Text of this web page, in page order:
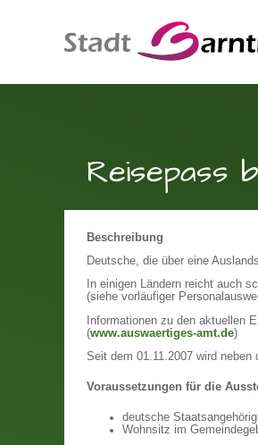
Reisepass
Beschreibung
Deutsche, die über eine
In einigen Ländern reicht auch
(siehe vorläufiger
Informationen zu den aktuellen
(www.auswaertiges-amt.de)
Seit dem 01.11.2007 wird
Voraussetzungen für die
deutsche
Wohnsitz im